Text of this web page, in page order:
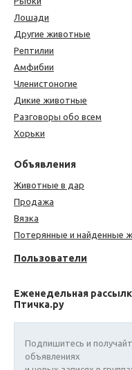
Лошади
Другие животные
Рептилии
Амфибии
Членистоногие
Дикие животные
Разговоры обо всем
Хорьки
Объявления
Животные в дар
Продажа
Вязка
Потерянные и найденные
Пользователи
Еженедельная
Птичка.ру
Подпишитесь и
объявлениях